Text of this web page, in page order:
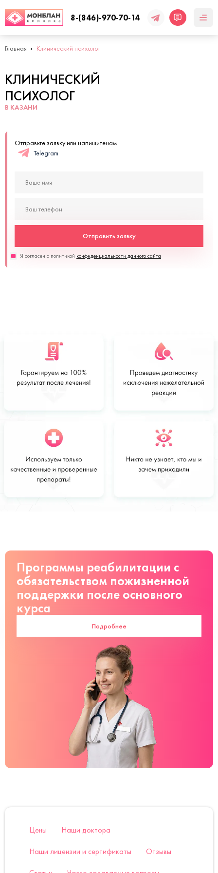
8-(846)-970-70-14
Главная Клинический психолог
КЛИНИЧЕСКИЙ
ПСИХОЛОГ
В КАЗАНИ
Отправьте заявку или напишитенам
Telegram
Отправить заявку
Я согласен с политикой конфиденциальности данного сайта
Стоимость
от 1 500 ₽
Заказать
Программы реабилитации с
обязательством пожизненной
поддержки после основного
курса
Подробнее
Цены Наши доктора
Наши лицензии и сертификаты Отзывы